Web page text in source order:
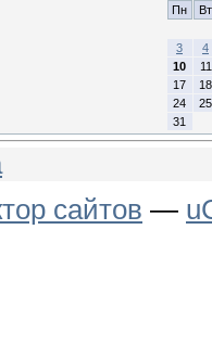
Пн
Вт
3
4
10
11
17
18
24
25
31
сайтов —